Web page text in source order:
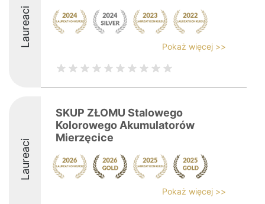
Laureaci Pokaż więcej >>
Laureaci
SKUP ZŁOMU Stalowego
Kolorowego Akumulatorów
Mierzęcice
Pokaż więcej >>